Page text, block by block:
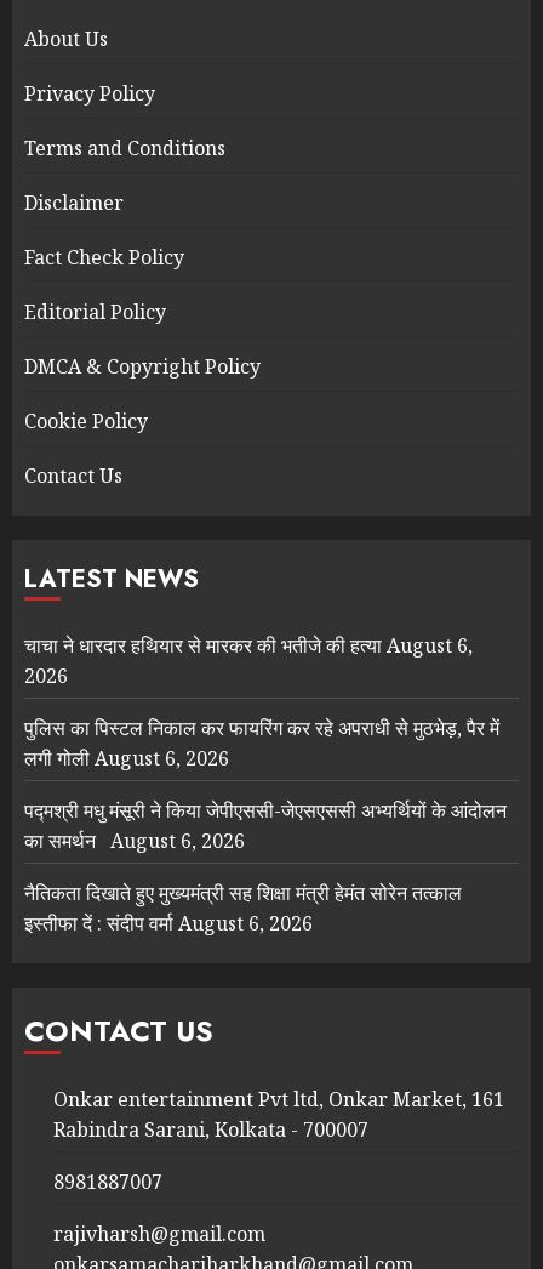
About Us
Privacy Policy
Terms and Conditions
Disclaimer
Fact Check Policy
Editorial Policy
DMCA & Copyright Policy
Cookie Policy
Contact Us
LATEST NEWS
चाचा ने धारदार हथियार से मारकर की भतीजे की हत्याAugust 6,
2026
पुलिस का पिस्टल निकाल कर फायरिंग कर रहे अपराधी से मुठभेड़, पैर में
लगी गोलीAugust 6, 2026
पद्मश्री मधु मंसूरी ने किया जेपीएससी-जेएसएससी अभ्यर्थियों के आंदोलन
का समर्थन August 6, 2026
नैतिकता दिखाते हुए मुख्यमंत्री सह शिक्षा मंत्री हेमंत सोरेन तत्काल
इस्तीफा दें : संदीप वर्माAugust 6, 2026
CONTACT US
Onkar entertainment Pvt ltd, Onkar Market, 161
Rabindra Sarani, Kolkata - 700007
8981887007
rajivharsh@gmail.com